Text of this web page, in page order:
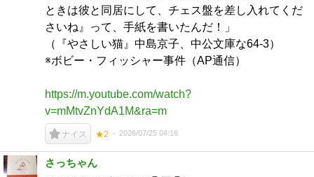
ときは彼と同居にして、チェス盤を差し入れてくだ
さいね』って、手紙を書いたんだ！」
（『やさしい猫』中島京子、中公文庫な64-3）
※ボビー・フィッシャー事件（AP通信）
https://m.youtube.com/watch?
v=mMtvZnYdA1M&ra=m
ナイス ★2 2026/07/25 04:16
さっちゃん